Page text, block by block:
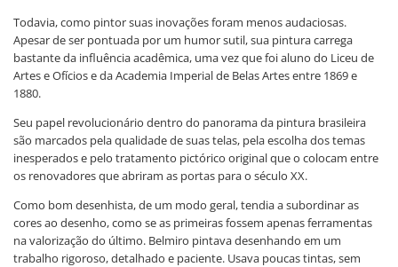
Todavia, como pintor suas inovações foram menos audaciosas.
Apesar de ser pontuada por um humor sutil, sua pintura carrega
bastante da influência acadêmica, uma vez que foi aluno do Liceu de
Artes e Ofícios e da Academia Imperial de Belas Artes entre 1869 e
1880.
Seu papel revolucionário dentro do panorama da pintura brasileira
são marcados pela qualidade de suas telas, pela escolha dos temas
inesperados e pelo tratamento pictórico original que o colocam entre
os renovadores que abriram as portas para o século XX.
Como bom desenhista, de um modo geral, tendia a subordinar as
cores ao desenho, como se as primeiras fossem apenas ferramentas
na valorização do último. Belmiro pintava desenhando em um
trabalho rigoroso, detalhado e paciente. Usava poucas tintas, sem